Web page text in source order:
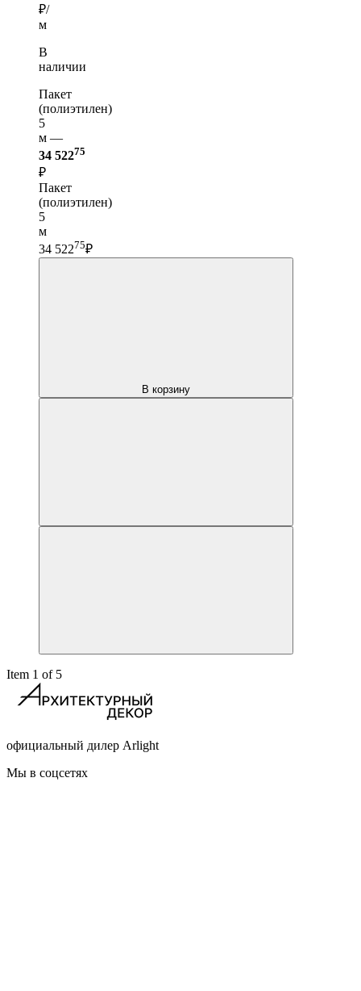
₽/
м
В
наличии
Пакет
(полиэтилен)
5
м —
34 52275
₽
Пакет
(полиэтилен)
5
м
34 52275₽
В корзину
Item 1 of 5
официальный дилер Arlight
Мы в соцсетях